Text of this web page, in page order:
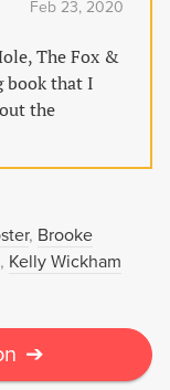
Feb 23, 2020
The Fox &
book that I
the
Brooke
Kelly Wickham
➔